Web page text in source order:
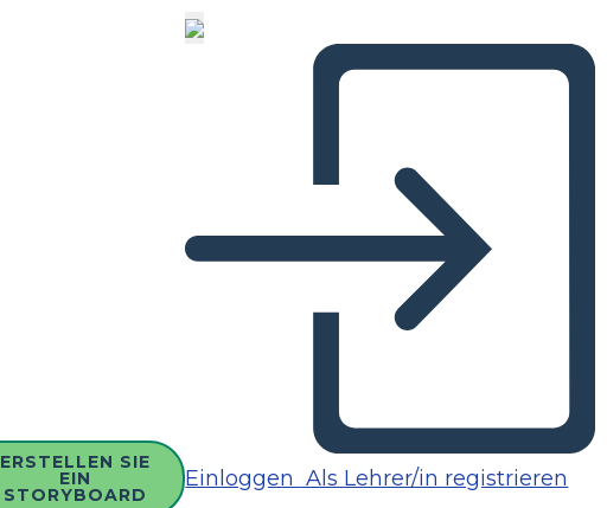
ERSTELLEN SIE
EIN
STORYBOARD
Einloggen Als Lehrer/in registrieren